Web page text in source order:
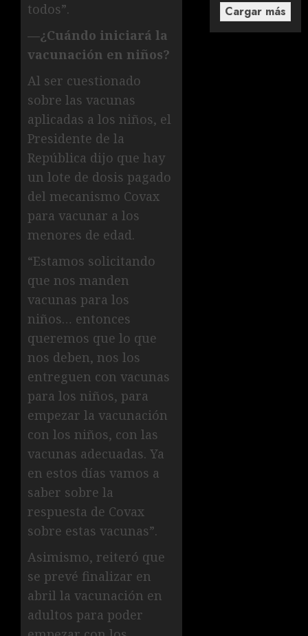
todos”.
—¿Cuándo iniciará la
vacunación en niños?
Al ser cuestionado
sobre las vacunas
aplicadas a los niños, el
Presidente de la
República dijo que hay
un lote de dosis pagado
del mecanismo Covax
para vacunar a los
menores de edad.
“Estamos solicitando
que nos manden
vacunas para los
niños… entonces
queremos que lo que
nos deben, nos los
entreguen con vacunas
para los niños, para
empezar la vacunación
con los niños, con las
vacunas adecuadas. Ya
en estos días vamos a
saber sobre la
respuesta de Covax
sobre estas vacunas”.
Asimismo, reiteró que
se prevé finalizar en
abril la vacunación en
adultos para poder
Cargar más